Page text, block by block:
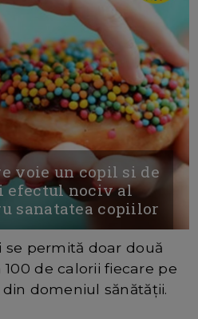
voie un copil si de
efectul nociv al
sanatatea copiilor
se permită doar două
de calorii fiecare pe
domeniul sănătății.